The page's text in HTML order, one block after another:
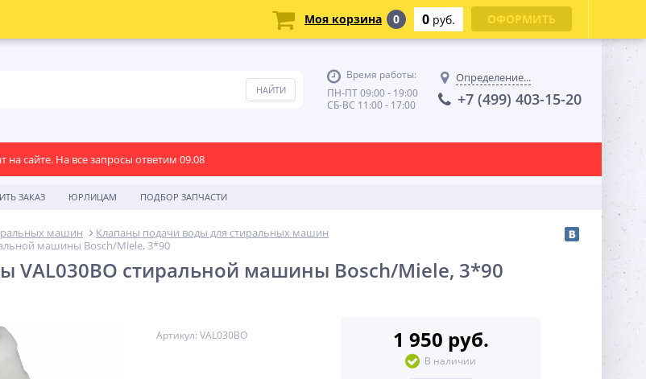
Время работы:
ПН-ПТ 09:00 - 19:00
СБ-ВС 11:00 - 17:00
Определение...
+7 (499) 403-15-20
сайте. На все запросы ответим 09.08
ЗАКАЗ ЮРЛИЦАМ ПОДБОР ЗАПЧАСТИ
машин
Клапаны подачи воды для стиральных машин
машины Bosch/Miele, 3*90
VAL030BO стиральной машины Bosch/Miele, 3*90
Артикул: VAL030BO 1 950 руб.
В наличии
Моя корзина 0 0 руб. ОФОРМИТЬ